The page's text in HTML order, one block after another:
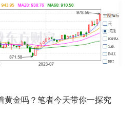
黄金吗？笔者今天带你一探究